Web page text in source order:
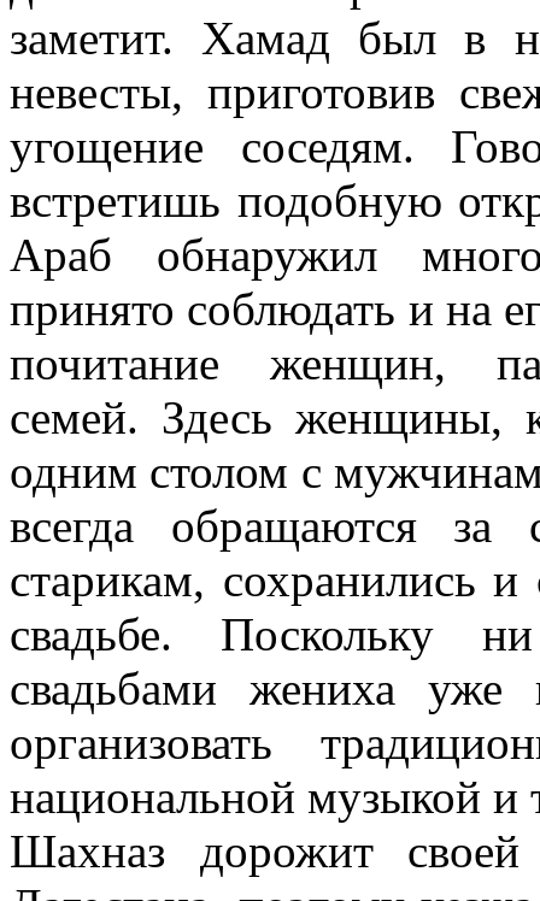
заметит. Хамад был в
невесты, приготовив
угощение соседям.
встретишь подобную
Араб обнаружил
принято соблюдать и на
почитание женщин,
семей. Здесь женщины,
одним столом с
всегда обращаются за
старикам, сохранились
свадьбе. Поскольку
свадьбами жениха
организовать
национальной музыкой и
Шахназ дорожит своей